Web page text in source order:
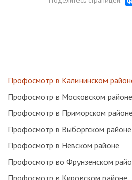
Профосмотр в Калининском
Профосмотр в Московском районе
Профосмотр в Приморском районе
Профосмотр в Выборгском районе
Профосмотр в Невском районе
Профосмотр во Фрунзенском
Профосмотр в Кировском районе